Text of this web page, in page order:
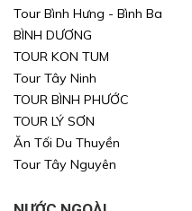
Tour Bình Hưng - Bình Ba
BÌNH DƯƠNG
TOUR KON TUM
Tour Tây Ninh
TOUR BÌNH PHƯỚC
TOUR LÝ SƠN
Ăn Tối Du Thuyền
Tour Tây Nguyên